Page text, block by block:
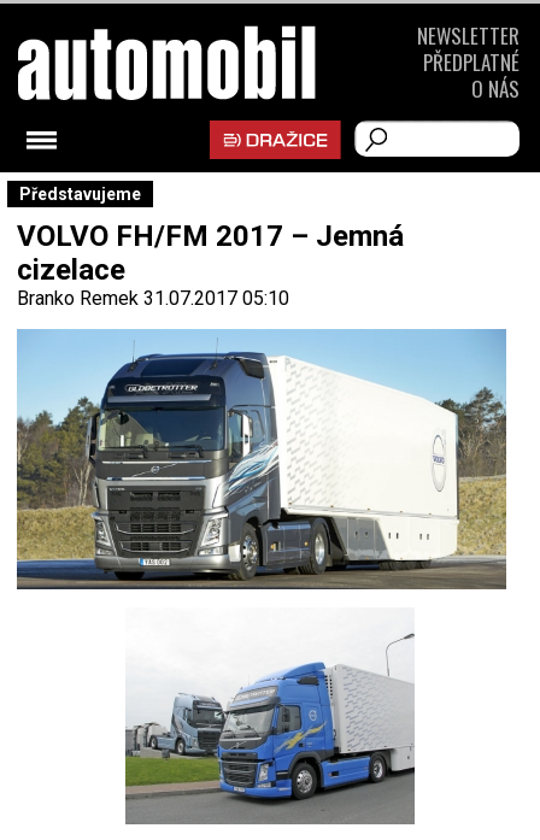
Představujeme
VOLVO FH/FM 2017 – Jemná
cizelace
Branko Remek 31.07.2017 05:10
NEWSLETTER
PŘEDPLATNÉ
O NÁS